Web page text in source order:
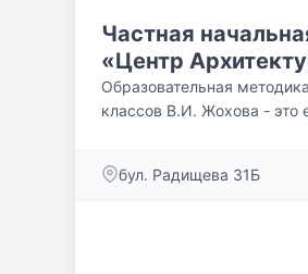
Частная
«Центр
Образовательная
классов В.И. Жохова - это
проработанной
в единую целостную
направлена на создание
бул. Радищева 31Б